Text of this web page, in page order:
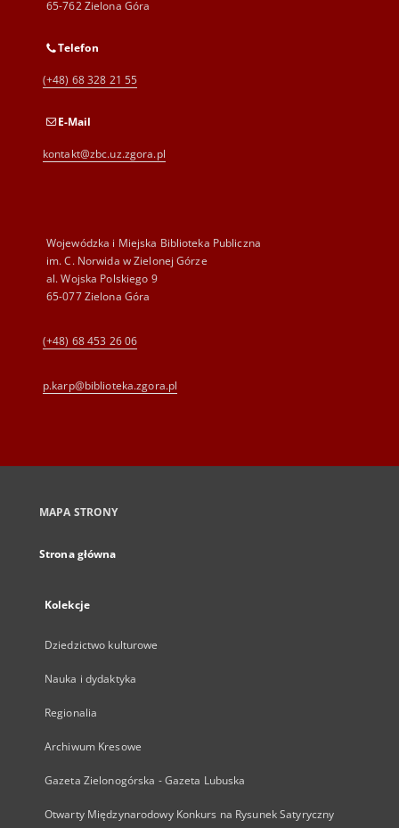
65-762 Zielona Góra
Telefon
(+48) 68 328 21 55
E-Mail
kontakt@zbc.uz.zgora.pl
Wojewódzka i Miejska Biblioteka Publiczna
im. C. Norwida w Zielonej Górze
al. Wojska Polskiego 9
65-077 Zielona Góra
(+48) 68 453 26 06
p.karp@biblioteka.zgora.pl
MAPA STRONY
Strona główna
Kolekcje
Dziedzictwo kulturowe
Nauka i dydaktyka
Regionalia
Archiwum Kresowe
Gazeta Zielonogórska - Gazeta Lubuska
Otwarty Międzynarodowy Konkurs na Rysunek Satyryczny